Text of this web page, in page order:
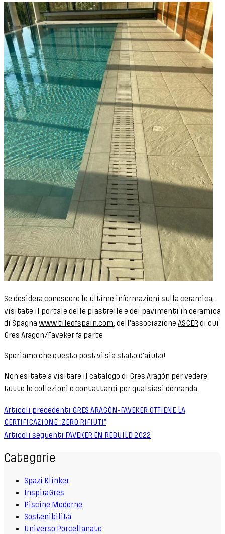
Se desidera conoscere le ultime informazioni sulla ceramica,
visitate il portale delle piastrelle e dei pavimenti in ceramica
di Spagna www.tileofspain.com, dell'associazione ASCER di cui
Gres Aragón/Faveker fa parte
Speriamo che questo post vi sia stato d'aiuto!
Non esitate a visitare il catalogo di Gres Aragón per vedere
tutte le collezioni e contattarci per qualsiasi domanda.
Articoli precedenti GRES ARAGÓN-FAVEKER OTTIENE LA
CERTIFICAZIONE “ZERO RIFIUTI”
Articoli seguenti FAVEKER EN REBUILD 2022
Categorie
Spazi Klinker
InspiraGres
Piscine Moderne
Sostenibilità
Universo Porcellanato